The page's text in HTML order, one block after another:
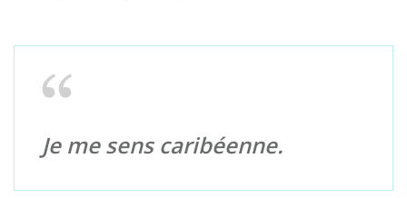
Je me sens caribéenne.